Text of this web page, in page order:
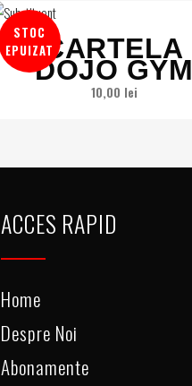
STOC
EPUIZATCARTELA
DOJO GYM
10,00 lei
ACCES RAPID
Home
Despre Noi
Abonamente